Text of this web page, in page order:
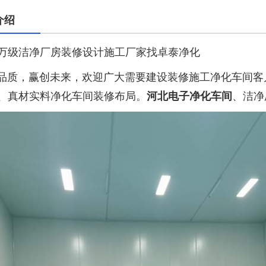
绍
级洁净厂房装修设计施工厂家找卓泰净化
赢创未来，欢迎广大需要建设装修施工净化车间客
真材实料净化车间装修布局。 河北电子净化车间 、洁